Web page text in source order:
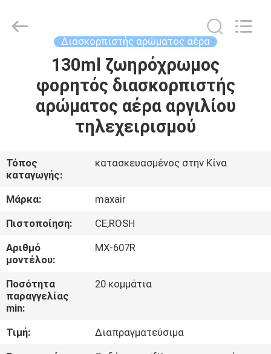
ΠΡΟΪΌΝΤΑ
ΕΜΕΊΣ
ΓΎΡΟΣ
ΕΡΓΟΣΤΑΣΊΩΝ
ΠΟΙΟΤΙΚΌΣ
ΈΛΕΓΧΟΣ
ΕΛΆΤΕ
Διασκορπιστής αρώματος αέρα
130ml ζωηρόχρωμος
φορητός διασκορπιστής
αρώματος αέρα αργιλίου
τηλεχειρισμού
Τόπος
καταγωγής:
κατασκευασμένος στην Κίνα
Μάρκα:
maxair
Πιστοποίηση:
CE,ROSH
Αριθμό
μοντέλου:
MX-607R
Ποσότητα
παραγγελίας
min:
20 κομμάτια
Τιμή:
Διαπραγματεύσιμα